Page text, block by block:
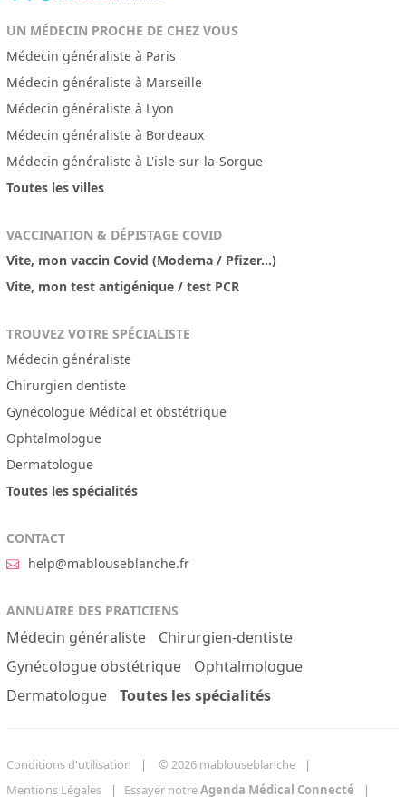
UN MÉDECIN PROCHE DE CHEZ VOUS
Médecin généraliste à Paris
Médecin généraliste à Marseille
Médecin généraliste à Lyon
Médecin généraliste à Bordeaux
Médecin généraliste à L'isle-sur-la-Sorgue
Toutes les villes
VACCINATION & DÉPISTAGE COVID
Vite, mon vaccin Covid (Moderna / Pfizer...)
Vite, mon test antigénique / test PCR
TROUVEZ VOTRE SPÉCIALISTE
Médecin généraliste
Chirurgien dentiste
Gynécologue Médical et obstétrique
Ophtalmologue
Dermatologue
Toutes les spécialités
CONTACT
help@mablouseblanche.fr
ANNUAIRE DES PRATICIENS
Médecin généraliste
Chirurgien-dentiste
Gynécologue obstétrique
Ophtalmologue
Dermatologue
Toutes les spécialités
Conditions d'utilisation
© 2026 mablouseblanche
Mentions Légales
Essayer notreAgenda Médical Connecté